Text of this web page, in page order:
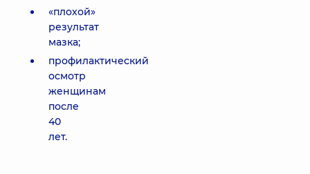
«плохой»
результат
мазка;
профилактический
осмотр
женщинам
после
40
лет.